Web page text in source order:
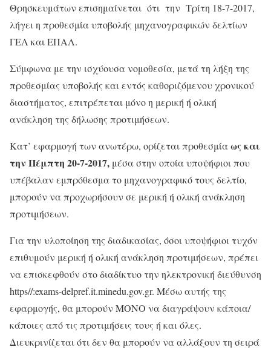
Θρησκευμάτων επισημαίνεται ότι την Τρίτη 18-7-2017,
λήγει η προθεσμία υποβολής μηχανογραφικών δελτίων
ΓΕΛ και ΕΠΑΛ.
Σύμφωνα με την ισχύουσα νομοθεσία, μετά τη λήξη της
προθεσμίας υποβολής και εντός καθοριζόμενου χρονικού
διαστήματος, επιτρέπεται μόνο η μερική ή ολική
ανάκληση της δήλωσης προτιμήσεων.
Κατ’ εφαρμογή των ανωτέρω, ορίζεται προθεσμίαως και
την Πέμπτη 20-7-2017, μέσα στην οποία υποψήφιοι που
υπέβαλαν εμπρόθεσμα το μηχανογραφικό τους δελτίο,
μπορούν να προχωρήσουν σε μερική ή ολική ανάκληση
προτιμήσεων.
Για την υλοποίηση της διαδικασίας, όσοι υποψήφιοι τυχόν
επιθυμούν μερική ή ολική ανάκληση προτιμήσεων, πρέπει
να επισκεφθούν στο διαδίκτυο την ηλεκτρονική διεύθυνση
https//:exams-delpref.it.minedu.gov.gr. Μέσω αυτής της
εφαρμογής, θα μπορούν ΜΟΝΟ να διαγράψουν κάποια/
κάποιες από τις προτιμήσεις τους ή και όλες.
Διευκρινίζεται ότι δεν θα μπορούν να αλλάξουν τη σειρά